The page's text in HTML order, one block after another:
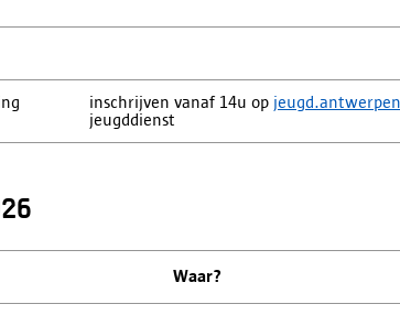
inschrijven vanaf 14u op
jeugddienst
Waar?